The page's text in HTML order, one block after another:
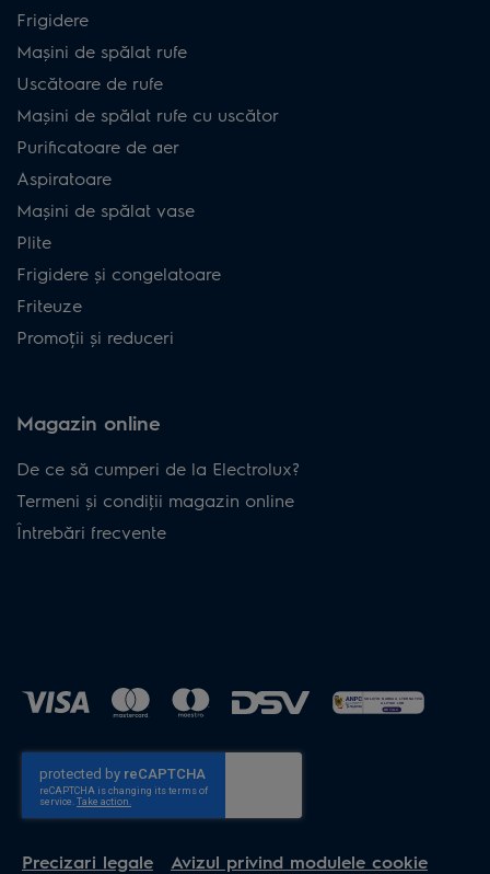
Frigidere
Mașini de spălat rufe
Uscătoare de rufe
Mașini de spălat rufe cu uscător
Purificatoare de aer
Aspiratoare
Mașini de spălat vase
Plite
Frigidere și congelatoare
Friteuze
Promoții și reduceri
Magazin online
De ce să cumperi de la Electrolux?
Termeni și condiţii magazin online
Întrebări frecvente
Precizari legale Avizul privind modulele cookie